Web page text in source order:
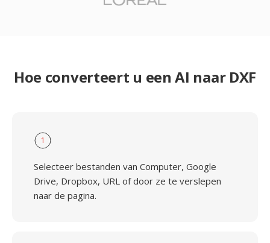
Hoe converteert u een AI naar DXF
1
Selecteer bestanden van Computer, Google
Drive, Dropbox, URL of door ze te verslepen
naar de pagina.